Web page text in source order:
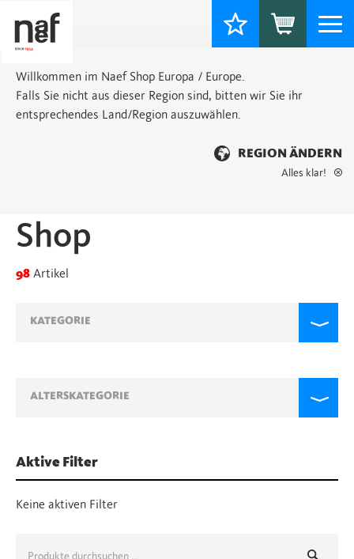
Willkommen im Naef Shop Europa / Europe.
Falls Sie nicht aus dieser Region sind, bitten wir Sie ihr
entsprechendes Land/Region auszuwählen.
REGION ÄNDERN
Alles klar!
Shop
98 Artikel
KATEGORIE
ALTERSKATEGORIE
Aktive Filter
Keine aktiven Filter
Suche